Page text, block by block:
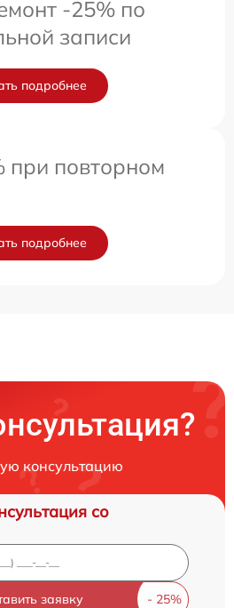
-25% по
записи
подробнее
при повторном
подробнее
консультацию
со
заявку